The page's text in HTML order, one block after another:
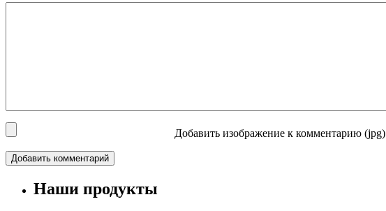
Добавить изображение к комментарию (jpg)
Наши продукты